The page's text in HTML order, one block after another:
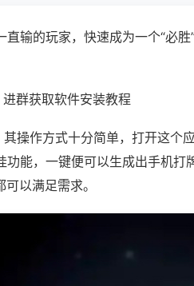
输的玩家，快速成为一个“必
群获取软件安装教程
操作方式十分简单，打开这个
能，一键便可以生成出手机打
以满足需求。